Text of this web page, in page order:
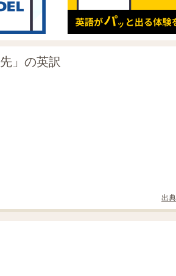
」の英訳
出